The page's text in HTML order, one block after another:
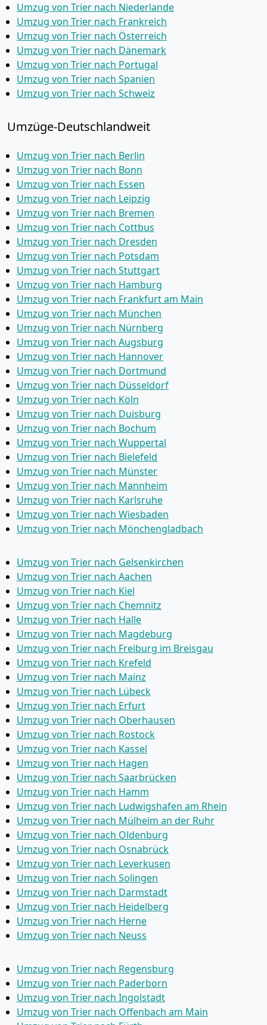
Umzug von Trier nach Niederlande
Umzug von Trier nach Frankreich
Umzug von Trier nach Österreich
Umzug von Trier nach Dänemark
Umzug von Trier nach Portugal
Umzug von Trier nach Spanien
Umzug von Trier nach Schweiz
Umzüge-Deutschlandweit
Umzug von Trier nach Berlin
Umzug von Trier nach Bonn
Umzug von Trier nach Essen
Umzug von Trier nach Leipzig
Umzug von Trier nach Bremen
Umzug von Trier nach Cottbus
Umzug von Trier nach Dresden
Umzug von Trier nach Potsdam
Umzug von Trier nach Stuttgart
Umzug von Trier nach Hamburg
Umzug von Trier nach Frankfurt am Main
Umzug von Trier nach München
Umzug von Trier nach Nürnberg
Umzug von Trier nach Augsburg
Umzug von Trier nach Hannover
Umzug von Trier nach Dortmund
Umzug von Trier nach Düsseldorf
Umzug von Trier nach Köln
Umzug von Trier nach Duisburg
Umzug von Trier nach Bochum
Umzug von Trier nach Wuppertal
Umzug von Trier nach Bielefeld
Umzug von Trier nach Münster
Umzug von Trier nach Mannheim
Umzug von Trier nach Karlsruhe
Umzug von Trier nach Wiesbaden
Umzug von Trier nach Mönchen­gladbach
Umzug von Trier nach Gelsenkirchen
Umzug von Trier nach Aachen
Umzug von Trier nach Kiel
Umzug von Trier nach Chemnitz
Umzug von Trier nach Halle
Umzug von Trier nach Magdeburg
Umzug von Trier nach Freiburg im Breisgau
Umzug von Trier nach Krefeld
Umzug von Trier nach Mainz
Umzug von Trier nach Lübeck
Umzug von Trier nach Erfurt
Umzug von Trier nach Oberhausen
Umzug von Trier nach Rostock
Umzug von Trier nach Kassel
Umzug von Trier nach Hagen
Umzug von Trier nach Saarbrücken
Umzug von Trier nach Hamm
Umzug von Trier nach Ludwigshafen am Rhein
Umzug von Trier nach Mülheim an der Ruhr
Umzug von Trier nach Oldenburg
Umzug von Trier nach Osnabrück
Umzug von Trier nach Leverkusen
Umzug von Trier nach Solingen
Umzug von Trier nach Darmstadt
Umzug von Trier nach Heidelberg
Umzug von Trier nach Herne
Umzug von Trier nach Neuss
Umzug von Trier nach Regensburg
Umzug von Trier nach Paderborn
Umzug von Trier nach Ingolstadt
Umzug von Trier nach Offenbach am Main